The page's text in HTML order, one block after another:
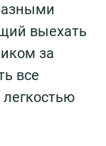
выехать
за
все